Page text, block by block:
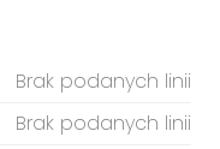
Brak podanych linii
Brak podanych linii